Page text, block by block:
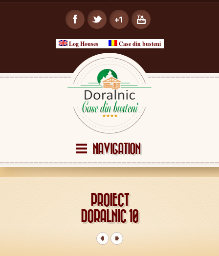
Log Houses Case din busteni
NAVIGATION
PROIECT
DORALNIC 10